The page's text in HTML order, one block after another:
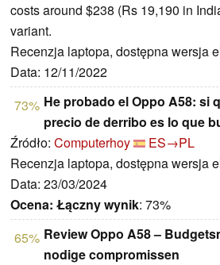
costs around $238 (Rs 19,190 in
variant.
Recenzja laptopa, dostępna wersja
Data: 12/11/2022
73% He probado el Oppo A58: si
precio de derribo es lo que
Źródło: Computerhoy
ES→PL
Recenzja laptopa, dostępna wersja
Data: 23/03/2024
Ocena: Łączny wynik: 73%
65% Review Oppo A58 –
nodige compromissen